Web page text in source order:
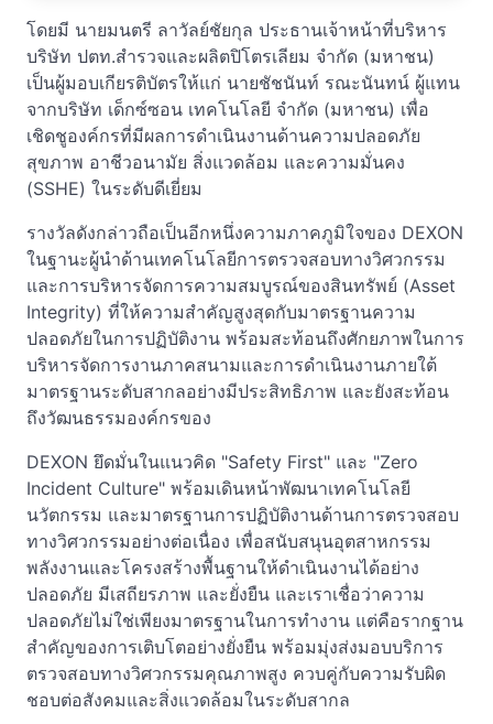
โดยมี นายมนตรี ลาวัลย์ชัยกุล ประธานเจ้าหน้าที่บริหาร
บริษัท ปตท.สำรวจและผลิตปิโตรเลียม จำกัด (มหาชน)
เป็นผู้มอบเกียรติบัตรให้แก่ นายชัชนันท์ รณะนันทน์ ผู้แทน
จากบริษัท เด็กซ์ซอน เทคโนโลยี จำกัด (มหาชน) เพื่อ
เชิดชูองค์กรที่มีผลการดำเนินงานด้านความปลอดภัย
สุขภาพ อาชีวอนามัย สิ่งแวดล้อม และความมั่นคง
(SSHE) ในระดับดีเยี่ยม
รางวัลดังกล่าวถือเป็นอีกหนึ่งความภาคภูมิใจของ DEXON
ในฐานะผู้นำด้านเทคโนโลยีการตรวจสอบทางวิศวกรรม
และการบริหารจัดการความสมบูรณ์ของสินทรัพย์ (Asset
Integrity) ที่ให้ความสำคัญสูงสุดกับมาตรฐานความ
ปลอดภัยในการปฏิบัติงาน พร้อมสะท้อนถึงศักยภาพในการ
บริหารจัดการงานภาคสนามและการดำเนินงานภายใต้
มาตรฐานระดับสากลอย่างมีประสิทธิภาพ และยังสะท้อน
ถึงวัฒนธรรมองค์กรของ
DEXON ยึดมั่นในแนวคิด "Safety First" และ "Zero
Incident Culture" พร้อมเดินหน้าพัฒนาเทคโนโลยี
นวัตกรรม และมาตรฐานการปฏิบัติงานด้านการตรวจสอบ
ทางวิศวกรรมอย่างต่อเนื่อง เพื่อสนับสนุนอุตสาหกรรม
พลังงานและโครงสร้างพื้นฐานให้ดำเนินงานได้อย่าง
ปลอดภัย มีเสถียรภาพ และยั่งยืน และเราเชื่อว่าความ
ปลอดภัยไม่ใช่เพียงมาตรฐานในการทำงาน แต่คือรากฐาน
สำคัญของการเติบโตอย่างยั่งยืน พร้อมมุ่งส่งมอบบริการ
ตรวจสอบทางวิศวกรรมคุณภาพสูง ควบคู่กับความรับผิด
ชอบต่อสังคมและสิ่งแวดล้อมในระดับสากล